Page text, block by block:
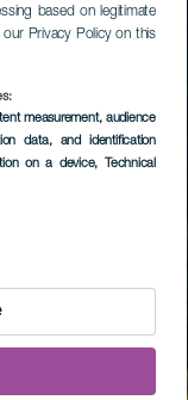
based on legitimate
our Privacy Policy on this
measurement, audience
data, and identification
on a device, Technical